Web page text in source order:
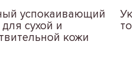
успокаивающий
сухой и
кожи